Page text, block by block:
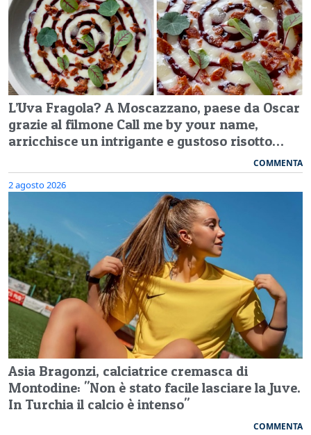
L’Uva Fragola? A Moscazzano, paese da Oscar
grazie al filmone Call me by your name,
arricchisce un intrigante e gustoso risotto…
COMMENTA
2 agosto 2026
Asia Bragonzi, calciatrice cremasca di
Montodine: "Non è stato facile lasciare la Juve.
In Turchia il calcio è intenso"
COMMENTA